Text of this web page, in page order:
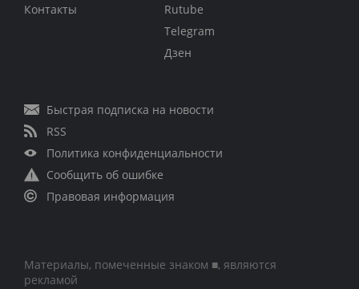
Контакты
Rutube
Telegram
Дзен
Быстрая подписка на новости
RSS
Политика конфиденциальности
Сообщить об ошибке
Правовая информация
Материалы, помеченные знаком ■, являются
рекламой